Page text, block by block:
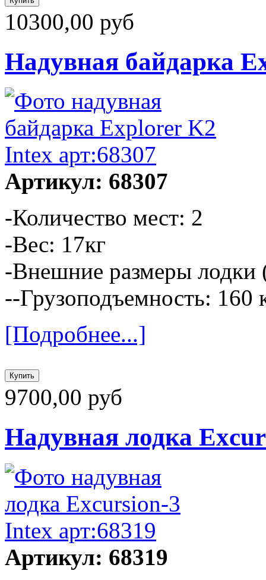
10300,00 руб
Надувная байдарка
Артикул: 68307
-Количество мест: 2
-Вес: 17кг
-Внешние размеры
--Грузоподъемность: 160
[Подробнее...]
9700,00 руб
Надувная лодка
Артикул: 68319